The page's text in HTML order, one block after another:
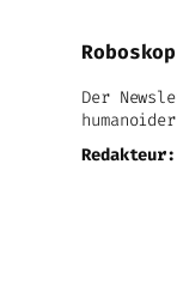
Roboskop
Der
Redakteur: